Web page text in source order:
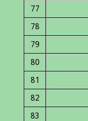
77
78
79
80
81
82
83